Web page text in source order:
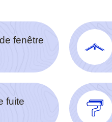
fenêtre
fuite